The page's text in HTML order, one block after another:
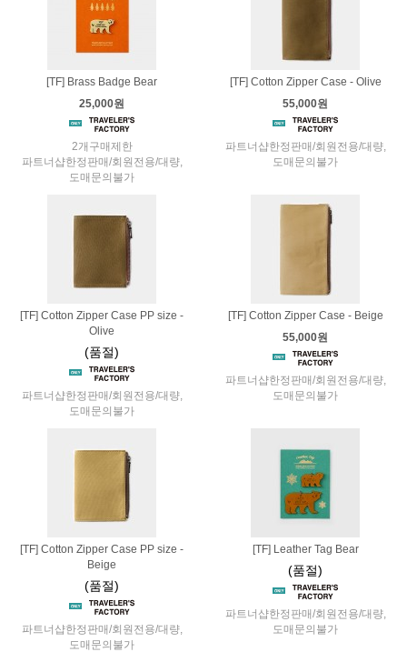
[TF] Brass Badge Bear
25,000원
2개구매제한
파트너샵한정판매/회원전용/대량,
도매문의불가
[TF] Cotton Zipper Case - Olive
55,000원
파트너샵한정판매/회원전용/대량,
도매문의불가
[TF] Cotton Zipper Case PP size -
Olive
(품절)
파트너샵한정판매/회원전용/대량,
도매문의불가
[TF] Cotton Zipper Case - Beige
55,000원
파트너샵한정판매/회원전용/대량,
도매문의불가
[TF] Cotton Zipper Case PP size -
Beige
(품절)
파트너샵한정판매/회원전용/대량,
도매문의불가
[TF] Leather Tag Bear
(품절)
파트너샵한정판매/회원전용/대량,
도매문의불가